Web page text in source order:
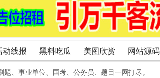
动线报 黑料吃瓜 美图欣赏 网站源码
、事业单位、国考、公务员、题目一网打尽。